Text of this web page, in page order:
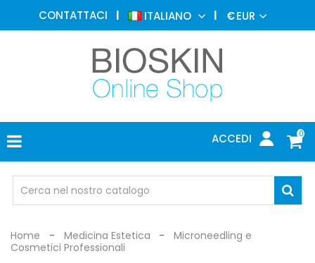
CONTATTACI ITALIANO €EUR
0
ACCEDI
MEDICINA
ESTETICA
DERMATOLOGIA
FOTOTERAPIA
ELETTROMEDICALI
MEDICO
OCCHIALI
DI
Home Medicina Estetica
Microneedling e
Cosmetici Professionali